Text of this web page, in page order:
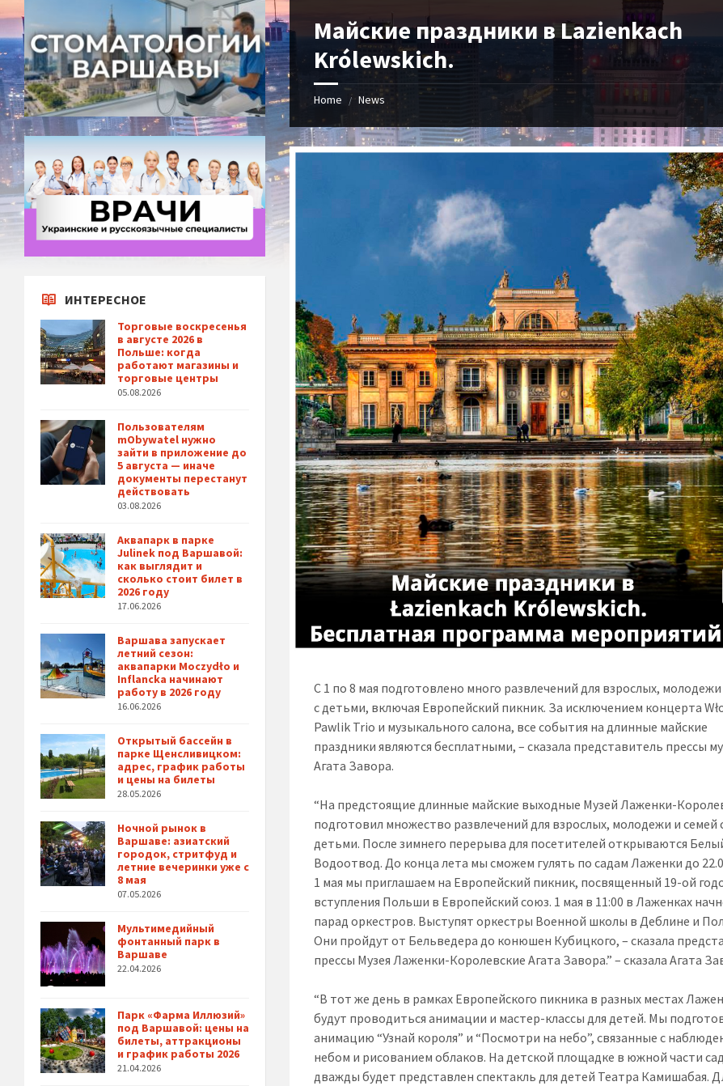
Майские праздники в Lazienkach
Królewskich.
Home / News
С 1 по 8 мая подготовлено много развлечений для взрослых,
с детьми, включая Европейский пикник. За исключением концерта
Pawlik Trio и музыкального салона, все события на длинные майские
праздники являются бесплатными, – сказала представитель прессы
Агата Завора.
“На предстоящие длинные майские выходные Музей Лаженки-
подготовил множество развлечений для взрослых, молодежи и семей
детьми. После зимнего перерыва для посетителей открываются
Водоотвод. До конца лета мы сможем гулять по садам Лаженки до
1 мая мы приглашаем на Европейский пикник, посвященный 19-ой
вступления Польши в Европейский союз. 1 мая в 11:00 в Лаженках
парад оркестров. Выступят оркестры Военной школы в Деблине и
Они пройдут от Бельведера до конюшен Кубицкого, – сказала
прессы Музея Лаженки-Королевские Агата Завора.” – сказала Агата
“В тот же день в рамках Европейского пикника в разных местах
будут проводиться анимации и мастер-классы для детей. Мы
анимацию “Узнай короля” и “Посмотри на небо”, связанные с
небом и рисованием облаков. На детской площадке в южной части
дважды будет представлен спектакль для детей Театра Камишабая.
ИНТЕРЕСНОЕ
Торговые воскресенья
в августе 2026 в
Польше: когда
работают магазины и
торговые центры
05.08.2026
Пользователям
mObywatel нужно
зайти в приложение до
5 августа — иначе
документы перестанут
действовать
03.08.2026
Аквапарк в парке
Julinek под Варшавой:
как выглядит и
сколько стоит билет в
2026 году
17.06.2026
Варшава запускает
летний сезон:
аквапарки Moczydło и
Inflancka начинают
работу в 2026 году
16.06.2026
Открытый бассейн в
парке Щенсливицком:
адрес, график работы
и цены на билеты
28.05.2026
Ночной рынок в
Варшаве: азиатский
городок, стритфуд и
летние вечеринки уже с
8 мая
07.05.2026
Мультимедийный
фонтанный парк в
Варшаве
22.04.2026
Парк «Фарма Иллюзий»
под Варшавой: цены на
билеты, аттракционы
и график работы 2026
21.04.2026